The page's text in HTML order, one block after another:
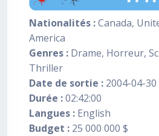
Nationalités :Canada,
America
Genres : Drame, Horreur,
Thriller
Date de sortie : 2004-04-30
Durée :02:42:00
Langues : English
Budget : 25 000 000 $